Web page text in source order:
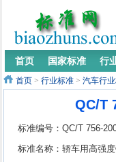
首页 国家标准 行
首页 > 行业标准 > 汽车行
QC/T
标准编号：QC/T 756-
标准名称：轿车用高强